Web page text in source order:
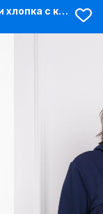
Платье с оборками из текстиля и хлопка с капюшоном